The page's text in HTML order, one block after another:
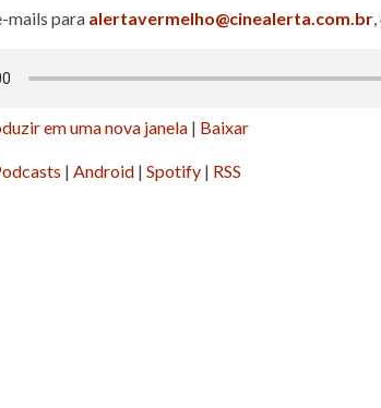
mails para alertavermelho@cinealerta.com.br
em uma nova janela | Baixar
| Android | Spotify | RSS